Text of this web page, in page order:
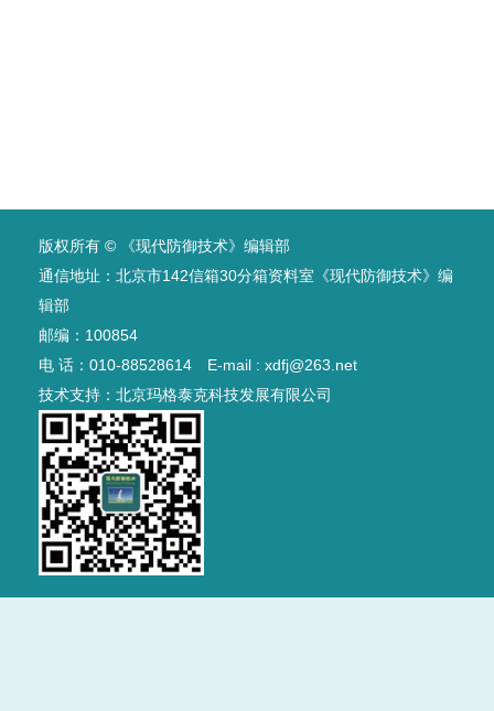
版权所有 © 《现代防御技术》编辑部
通信地址：北京市142信箱30分箱资料室《现代防御技术》编
辑部
邮编：100854
电 话：010-88528614 E-mail : xdfj@263.net
技术支持： 北京玛格泰克科技发展有限公司